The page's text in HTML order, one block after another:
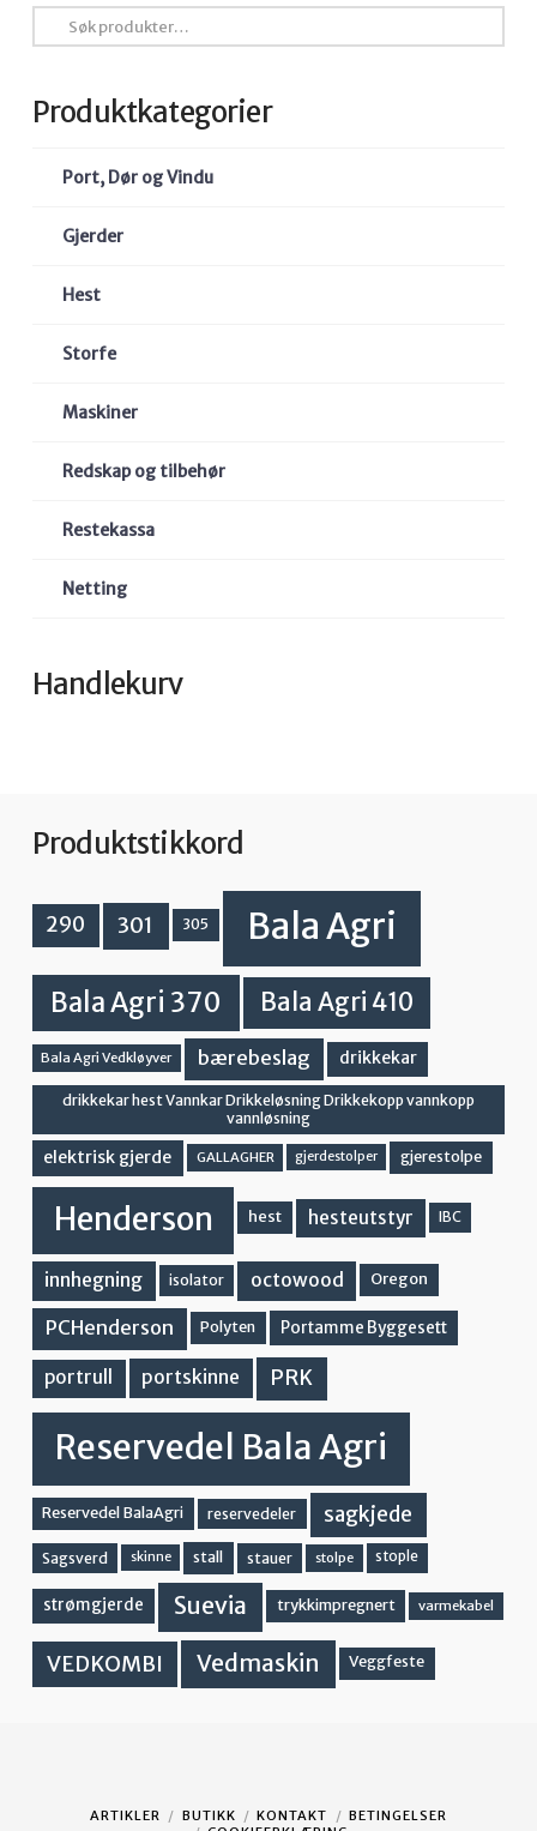
etter:
Produktkategorier
Port, Dør og Vindu
Gjerder
Hest
Storfe
Maskiner
Redskap og tilbehør
Restekassa
Netting
Handlekurv
Produktstikkord
290 301 305 Bala Agri
Bala Agri 370 Bala Agri 410
Bala Agri Vedkløyver bærebeslag drikkekar
drikkekar hest Vannkar Drikkeløsning Drikkekopp vannkopp
vannløsning
elektrisk gjerde GALLAGHER gjerdestolper gjerestolpe
Henderson hest hesteutstyr IBC
innhegning isolator octowood Oregon
PCHenderson Polyten Portamme Byggesett
portrull portskinne PRK
Reservedel Bala Agri
Reservedel BalaAgri reservedeler sagkjede
Sagsverd skinne stall stauer stolpe stople
strømgjerde Suevia trykkimpregnert varmekabel
VEDKOMBI Vedmaskin Veggfeste
ARTIKLER BUTIKK KONTAKT
BETINGELSER